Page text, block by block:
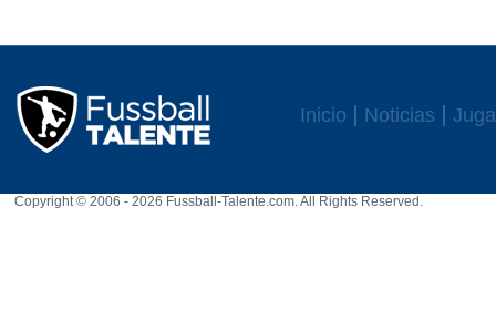
Inicio Noticias
Copyright © 2006 - 2026 Fussball-Talente.com. All Rights Reserved.